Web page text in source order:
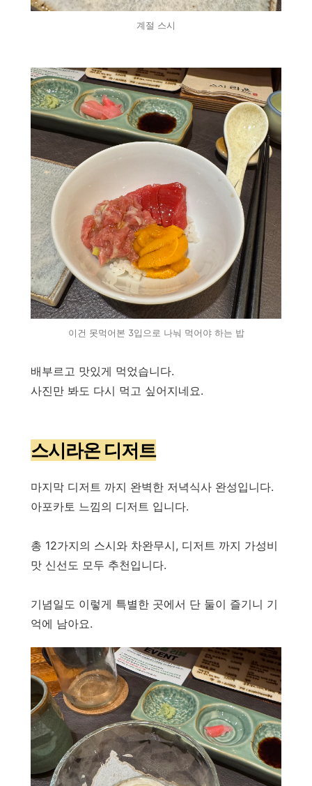
계절 스시
이건 못먹어본 3입으로 나눠 먹어야 하는 밥
배부르고 맛있게 먹었습니다.
사진만 봐도 다시 먹고 싶어지네요.
스시라온 디저트
마지막 디저트 까지 완벽한 저녁식사 완성입니다.
아포카토 느낌의 디저트 입니다.
총 12가지의 스시와 차완무시, 디저트 까지 가성비
맛 신선도 모두 추천입니다.
기념일도 이렇게 특별한 곳에서 단 둘이 즐기니 기
억에 남아요.